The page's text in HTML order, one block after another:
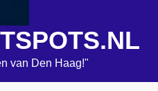
van Den Haag!"